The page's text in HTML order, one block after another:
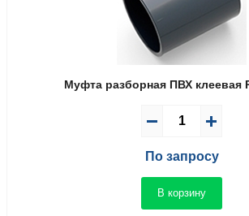
Муфта разборная ПВХ клеевая
По запросу
В корзину